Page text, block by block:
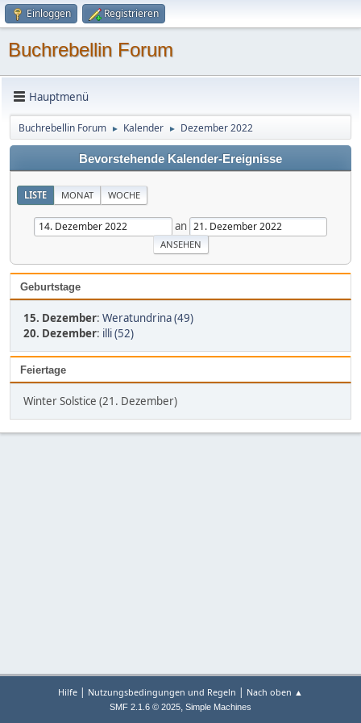
Einloggen Registrieren
Buchrebellin Forum
Hauptmenü
Buchrebellin Forum ► Kalender ► Dezember 2022
Bevorstehende Kalender-Ereignisse
LISTE MONAT WOCHE
an
Geburtstage
15. Dezember: Weratundrina (49)
20. Dezember: illi (52)
Feiertage
Winter Solstice (21. Dezember)
Hilfe | Nutzungsbedingungen und Regeln | Nach oben ▲
SMF 2.1.6 © 2025, Simple Machines